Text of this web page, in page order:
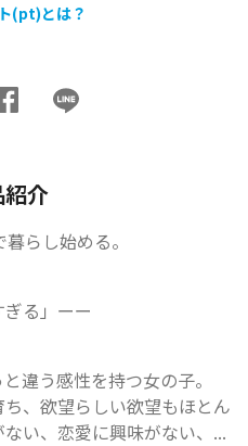
(pt)とは？
介
らし始める。
ぎる」ーー
違う感性を持つ女の子。
、欲望らしい欲望もほとん
い、恋愛に興味がない、...